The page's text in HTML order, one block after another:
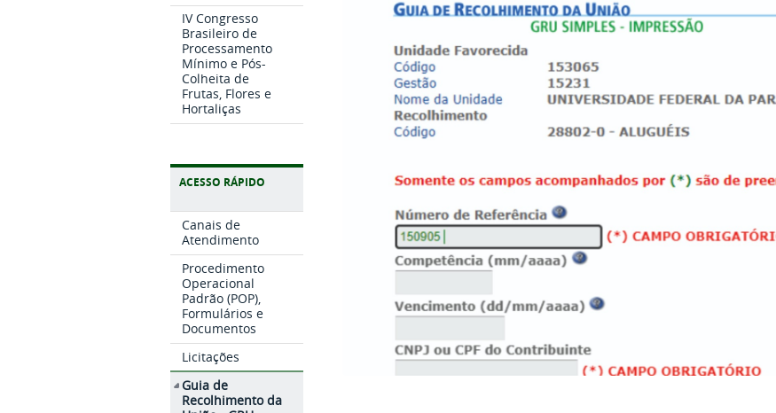
IV Congresso
Brasileiro de
Processamento
Mínimo e Pós-
Colheita de
Frutas, Flores e
Hortaliças
ACESSO RÁPIDO
Canais de
Atendimento
Procedimento
Operacional
Padrão (POP),
Formulários e
Documentos
Licitações
Guia de
Recolhimento da